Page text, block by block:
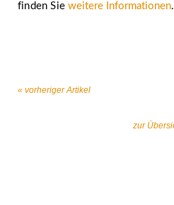
finden Sieweitere Informationen.
« vorheriger Artikel
zur